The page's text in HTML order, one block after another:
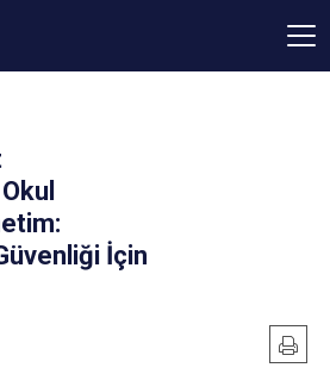
İçin